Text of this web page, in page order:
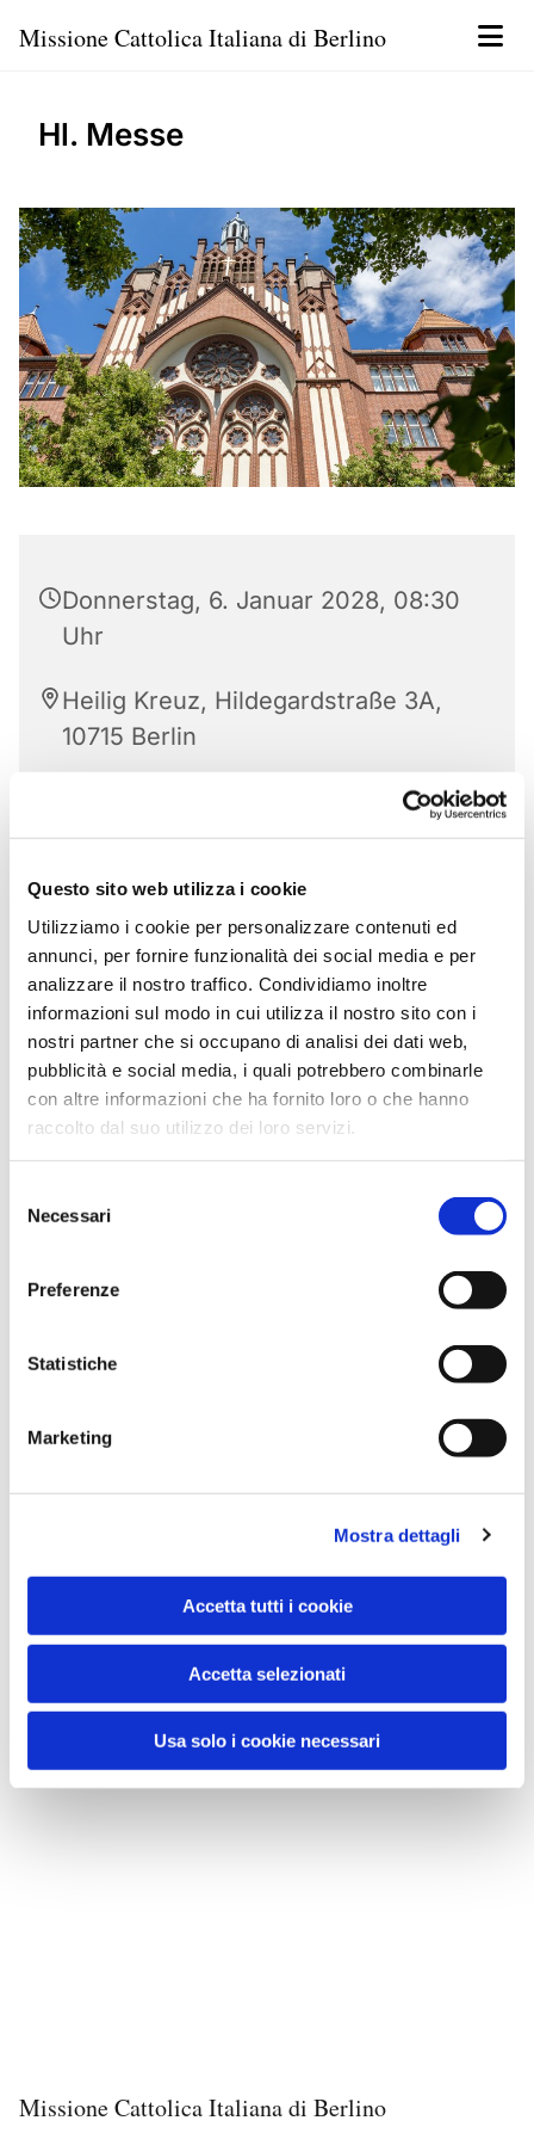
Questo sito web utilizza i cookie
Utilizziamo i cookie per personalizzare contenuti ed
annunci, per fornire funzionalità dei social media e per
analizzare il nostro traffico. Condividiamo inoltre
informazioni sul modo in cui utilizza il nostro sito con i
nostri partner che si occupano di analisi dei dati web,
pubblicità e social media, i quali potrebbero combinarle
con altre informazioni che ha fornito loro o che hanno
raccolto dal suo utilizzo dei loro servizi.
delNecessari
Preferenze
Statistiche
Marketing
Mostra dettagli
Accetta tutti i cookie
Accetta selezionati
Usa solo i cookie necessari
Missione Cattolica Italiana di Berlino
Hl. Messe
Donnerstag, 6. Januar 2028, 08:30
Uhr
Heilig Kreuz, Hildegardstraße 3A,
10715 Berlin
Missione Cattolica Italiana di Berlino